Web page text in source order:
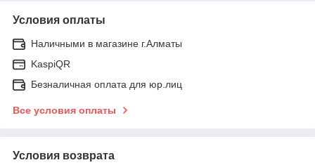
Условия оплаты
Наличными в магазине г.Алматы
KaspiQR
Безналичная оплата для юр.лиц
Все условия оплаты
Условия возврата